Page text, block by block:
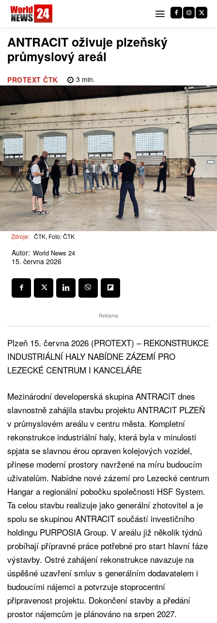
ANTRACIT oživuje plzeňský
průmyslový areál
PROTEXT ČTK 3 min.
Zdroje: ČTK, Foto: ČTK
Autor: World News 24
15. června 2026
Reklama
Plzeň 15. června 2026 (PROTEXT) – REKONSTRUKCE
INDUSTRIÁLNÍ HALY NABÍDNE ZÁZEMÍ PRO
LEZECKÉ CENTRUM I KANCELÁŘE
Mezinárodní developerská skupina ANTRACIT dnes
slavnostně zahájila stavbu projektu ANTRACIT PLZEŇ
v průmyslovém areálu v centru města. Kompletní
rekonstrukce industriální haly, která byla v minulosti
spjata se slavnou érou opraven kolejových vozidel,
přinese moderní prostory navržené na míru budoucím
uživatelům. Nabídne nové zázemí pro Lezecké centrum
Hangar a regionální pobočku společnosti HSF System.
Ta celou stavbu realizuje jako generální zhotovitel a je
spolu se skupinou ANTRACIT součástí investičního
holdingu PURPOSIA Group. V areálu již několik týdnů
probíhají přípravné práce potřebné pro start hlavní fáze
výstavby. Ostré zahájení rekonstrukce navazuje na
úspěšné uzavření smluv s generálním dodavatelem i
budoucími nájemci a potvrzuje stoprocentní
připravenost projektu. Dokončení stavby a předání
prostor nájemcům je plánováno na srpen 2027.